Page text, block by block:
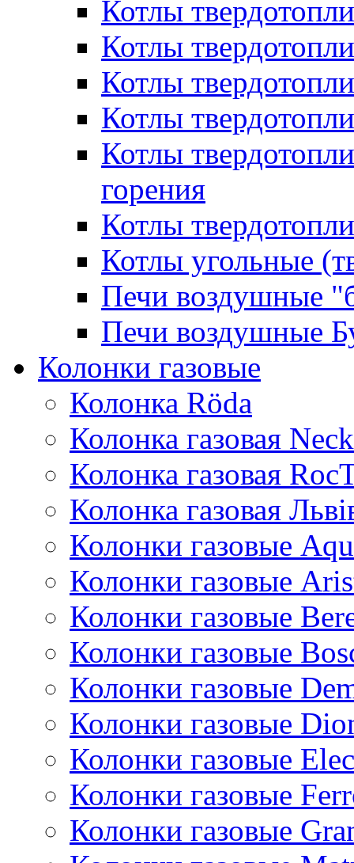
Котлы
Котлы
Котлы
Котлы
Котлы
горения
Котлы
Котлы угольные
Печи воздушные
Печи воздушные
Колонки газовые
Колонка Rӧda
Колонка газовая
Колонка газовая
Колонка газовая
Колонки газовые
Колонки газовые
Колонки газовые
Колонки газовые
Колонки газовые
Колонки газовые
Колонки газовые
Колонки газовые
Колонки газовые